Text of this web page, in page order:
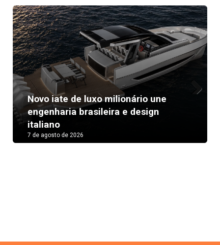
Novo iate de luxo milionário une
engenharia brasileira e design
italiano
7 de agosto de 2026